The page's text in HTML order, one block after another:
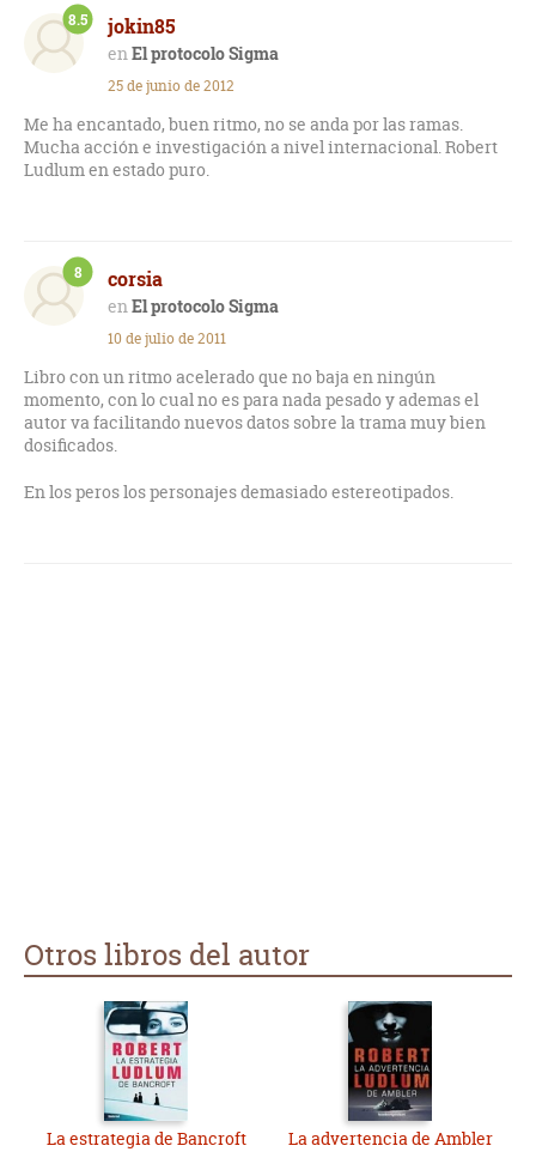
jokin85
El protocolo Sigma
8.5
25 de junio de 2012
Me ha encantado, buen ritmo, no se anda por las ramas.
Mucha acción e investigación a nivel internacional. Robert
Ludlum en estado puro.
corsia
El protocolo Sigma
8
10 de julio de 2011
Libro con un ritmo acelerado que no baja en ningún
momento, con lo cual no es para nada pesado y ademas el
autor va facilitando nuevos datos sobre la trama muy bien
dosificados.
En los peros los personajes demasiado estereotipados.
Otros libros del autor
La estrategia de Bancroft La advertencia de Ambler